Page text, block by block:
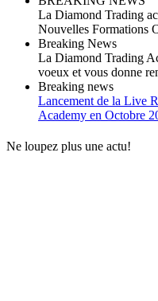
La Diamond Trading
Nouvelles Formations
Breaking News
La Diamond Trading
voeux et vous donne
Breaking news
Lancement de la Live
Academy en Octobre
Ne loupez plus une actu!